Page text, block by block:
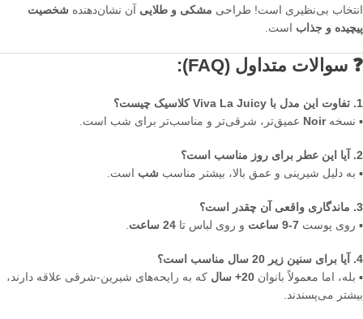
انتخاب بی‌نظیری است! طراحی مشکی و طلایی آن نشان‌دهنده شخصیت
پیچیده و جذاب است.
❓ سوالات متداول (FAQ):
1. تفاوت این مدل با Viva La Juicy کلاسیک چیست؟
▪️ نسخهNoir عمیق‌تر، شرقی‌تر و مناسب‌تر برای شب است.
2. آیا این عطر برای روز مناسب است؟
▪️ به دلیل شیرینی و عمق بالا، بیشتر مناسب شب است.
3. ماندگاری واقعی آن چقدر است؟
▪️ روی پوست 7-9 ساعت و روی لباس تا 24 ساعت .
4. آیا برای سنین زیر 20 سال مناسب است؟
▪️ بله، اما معمولاً بانوان 20+ سال
که به رایحه‌های شیرین-شرقی علاقه دارند،
بیشتر می‌پسندند.